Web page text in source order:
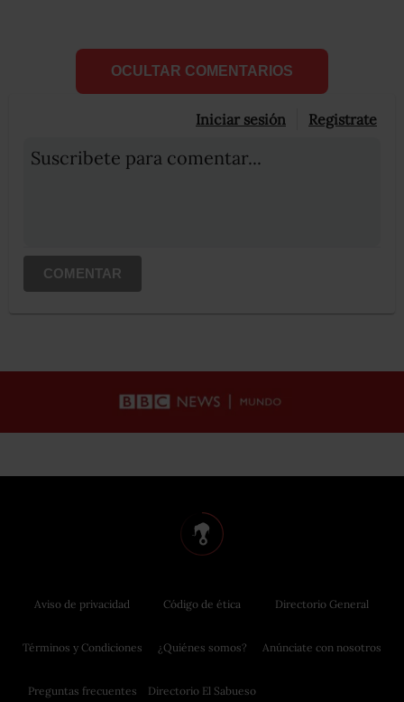
OCULTAR COMENTARIOS
Iniciar sesión Registrate
Suscribete para comentar...
COMENTAR
Aviso de privacidad
Términos y Condiciones
Preguntas frecuentes
Código de ética
¿Quiénes somos?
Directorio El Sabueso
Directorio General
Anúnciate con nosotros